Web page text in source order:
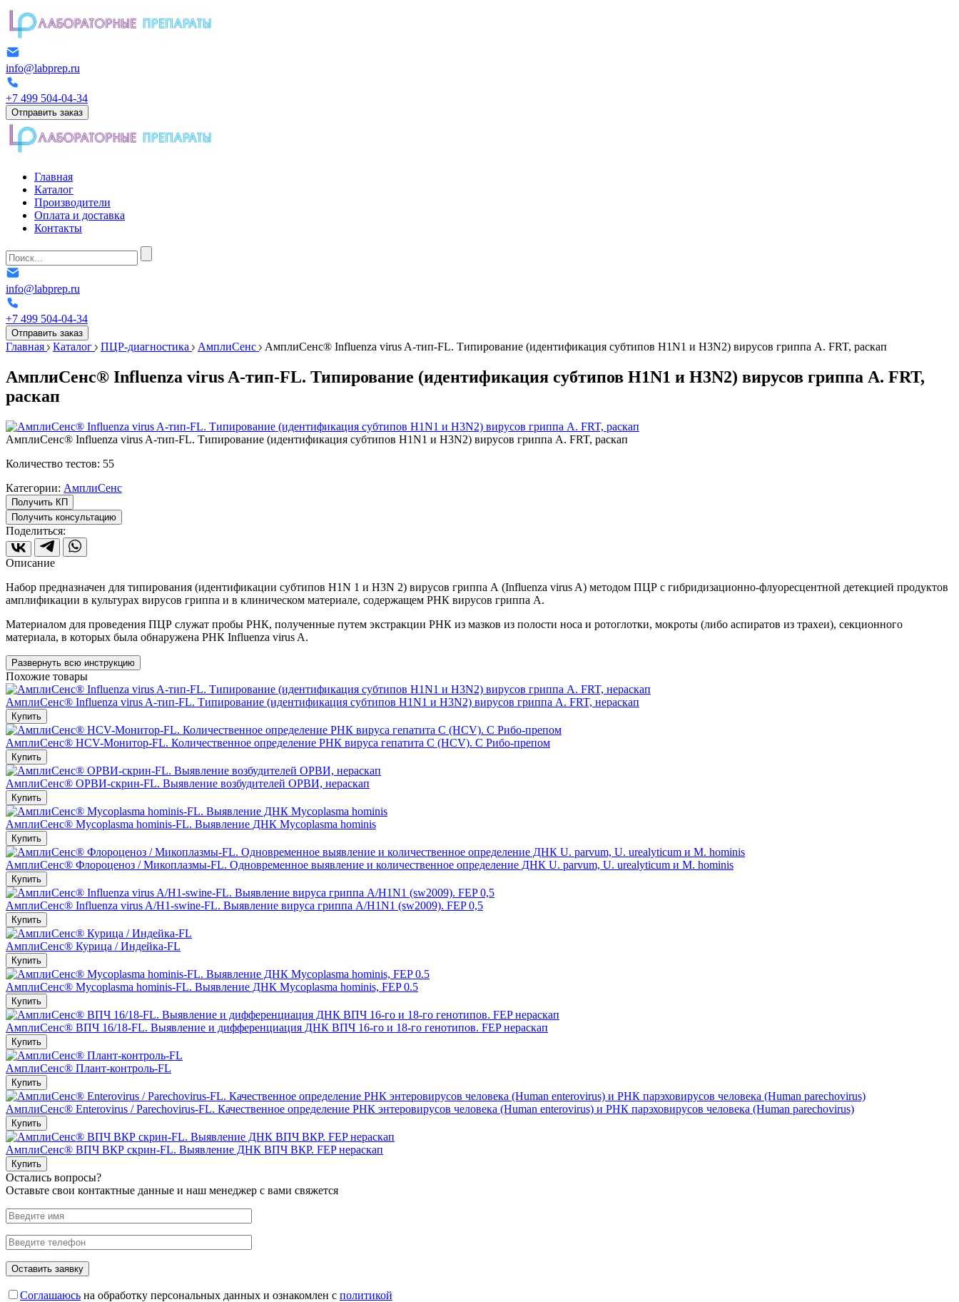
info@labprep.ru
+7 499 504-04-34
Отправить заказ
Главная
Каталог
Производители
Оплата и доставка
Контакты
info@labprep.ru
+7 499 504-04-34
Отправить заказ
Главная Каталог ПЦР-диагностика АмплиСенс АмплиСенс® Influenza virus A-тип-FL. Типирование (идентификация субтипов H1N1 и H3N2) вирусов гриппа А. FRT, раскап
АмплиСенс® Influenza virus A-тип-FL. Типирование (идентификация субтипов H1N1 и H3N2) вирусов гриппа А. FRT,
раскап
АмплиСенс® Influenza virus A-тип-FL. Типирование (идентификация субтипов H1N1 и H3N2) вирусов гриппа А. FRT, раскап
Количество тестов: 55
Категории: АмплиСенс
Получить КП
Получить консультацию
Поделиться:
Описание
Набор предназначен для типирования (идентификации субтипов H1N 1 и H3N 2) вирусов гриппа А (Influenza virus A) методом ПЦР с гибридизационно-флуоресцентной детекцией продуктов
амплификации в культурах вирусов гриппа и в клиническом материале, содержащем РНК вирусов гриппа А.
Материалом для проведения ПЦР служат пробы РНК, полученные путем экстракции РНК из мазков из полости носа и ротоглотки, мокроты (либо аспиратов из трахеи), секционного
материала, в которых была обнаружена РНК Influenza virus A.
Развернуть всю инструкцию
Похожие товары
АмплиСенс® Influenza virus A-тип-FL. Типирование (идентификация субтипов H1N1 и H3N2) вирусов гриппа А. FRT, нераскап
Купить
АмплиСенс® HCV-Монитор-FL. Количественное определение РНК вируса гепатита C (HCV). С Рибо-препом
Купить
АмплиСенс® ОРВИ-скрин-FL. Выявление возбудителей ОРВИ, нераскап
Купить
АмплиСенс® Mycoplasma hominis-FL. Выявление ДНК Mycoplasma hominis
Купить
АмплиСенс® Флороценоз / Микоплазмы-FL. Одновременное выявление и количественное определение ДНК U. parvum, U. urealyticum и M. hominis
Купить
АмплиСенс® Influenza virus A/H1-swine-FL. Выявление вируса гриппа A/H1N1 (sw2009). FEP 0,5
Купить
АмплиСенс® Курица / Индейка-FL
Купить
АмплиСенс® Mycoplasma hominis-FL. Выявление ДНК Mycoplasma hominis, FEP 0.5
Купить
АмплиСенс® ВПЧ 16/18-FL. Выявление и дифференциация ДНК ВПЧ 16-го и 18-го генотипов. FEP нераскап
Купить
АмплиСенс® Плант-контроль-FL
Купить
АмплиСенс® Enterovirus / Parechovirus-FL. Качественное определение РНК энтеровирусов человека (Human enterovirus) и РНК парэховирусов человека (Human parechovirus)
Купить
АмплиСенс® ВПЧ ВКР скрин-FL. Выявление ДНК ВПЧ ВКР. FEP нераскап
Купить
Остались вопросы?
Оставьте свои контактные данные и наш менеджер с вами свяжется
Соглашаюсь на обработку персональных данных и ознакомлен с политикой